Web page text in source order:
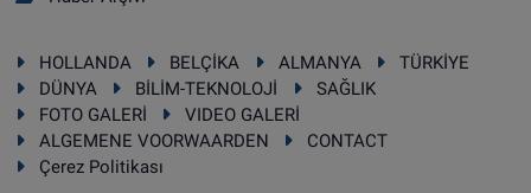
HOLLANDA BELÇİKA ALMANYA
TÜRKİYE
DÜNYA
BİLİM-TEKNOLOJİ
SAĞLIK
FOTO GALERİ
VIDEO GALERİ
ALGEMENE VOORWAARDEN
CONTACT
Çerez Politikası